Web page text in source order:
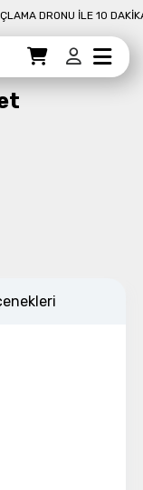
DRONU İLE 10
Ödemeye Geç